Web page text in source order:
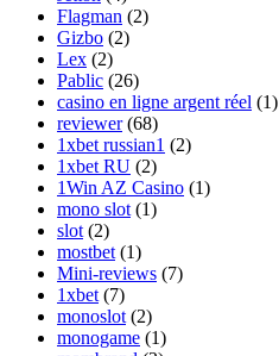
Flagman (2)
Gizbo (2)
Lex (2)
Pablic (26)
casino en ligne argent réel (1)
reviewer(68)
1xbet russian1 (2)
1xbet RU (2)
1Win AZ Casino (1)
mono slot(1)
slot(2)
mostbet(1)
Mini-reviews (7)
1xbet(7)
monoslot(2)
monogame (1)